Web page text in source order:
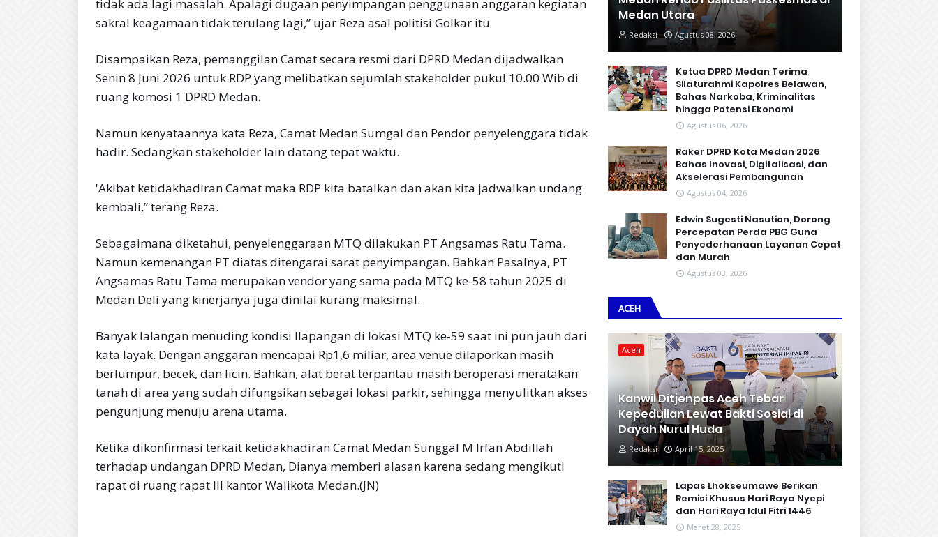
tidak ada lagi masalah. Apalagi dugaan penyimpangan penggunaan anggaran kegiatan
sakral keagamaan tidak terulang lagi,” ujar Reza asal politisi Golkar itu
Disampaikan Reza, pemanggilan Camat secara resmi dari DPRD Medan dijadwalkan
Senin 8 Juni 2026 untuk RDP yang melibatkan sejumlah stakeholder pukul 10.00 Wib di
ruang komosi 1 DPRD Medan.
Namun kenyataannya kata Reza, Camat Medan Sumgal dan Pendor penyelenggara tidak
hadir. Sedangkan stakeholder lain datang tepat waktu.
'Akibat ketidakhadiran Camat maka RDP kita batalkan dan akan kita jadwalkan undang
kembali,” terang Reza.
Sebagaimana diketahui, penyelenggaraan MTQ dilakukan PT Angsamas Ratu Tama.
Namun kemenangan PT diatas ditengarai sarat penyimpangan. Bahkan Pasalnya, PT
Angsamas Ratu Tama merupakan vendor yang sama pada MTQ ke-58 tahun 2025 di
Medan Deli yang kinerjanya juga dinilai kurang maksimal.
Banyak lalangan menuding kondisi llapangan di lokasi MTQ ke-59 saat ini pun jauh dari
kata layak. Dengan anggaran mencapai Rp1,6 miliar, area venue dilaporkan masih
berlumpur, becek, dan licin. Bahkan, alat berat terpantau masih beroperasi meratakan
tanah di area yang sudah difungsikan sebagai lokasi parkir, sehingga menyulitkan akses
pengunjung menuju arena utama.
Ketika dikonfirmasi terkait ketidakhadiran Camat Medan Sunggal M Irfan Abdillah
terhadap undangan DPRD Medan, Dianya memberi alasan karena sedang mengikuti
rapat di ruang rapat III kantor Walikota Medan.(JN)
Medan Utara
Redaksi Agustus 08, 2026
Ketua DPRD Medan Terima
Silaturahmi Kapolres Belawan,
Bahas Narkoba, Kriminalitas
hingga Potensi Ekonomi
Agustus 06, 2026
Raker DPRD Kota Medan 2026
Bahas Inovasi, Digitalisasi, dan
Akselerasi Pembangunan
Agustus 04, 2026
Edwin Sugesti Nasution, Dorong
Percepatan Perda PBG Guna
Penyederhanaan Layanan Cepat
dan Murah
Agustus 03, 2026
ACEH
Aceh
Kanwil Ditjenpas Aceh Tebar
Kepedulian Lewat Bakti Sosial di
Dayah Nurul Huda
Redaksi April 15, 2025
Lapas Lhokseumawe Berikan
Remisi Khusus Hari Raya Nyepi
dan Hari Raya Idul Fitri 1446
Maret 28, 2025